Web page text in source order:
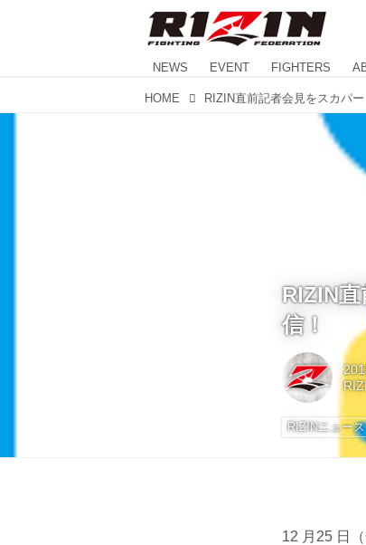
NEWS EVENT FIGHTERS
HOME
RIZIN
信！
RIZINニュース
12 月25 日